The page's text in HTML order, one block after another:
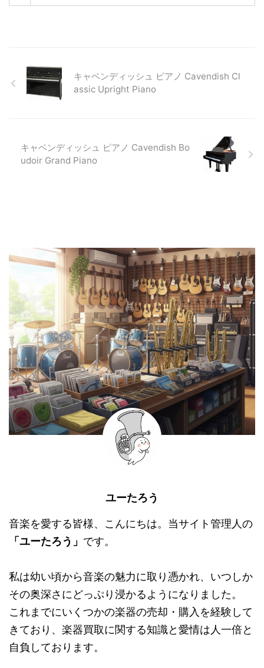
キャベンディッシュ ピアノ Cavendish Cl
assic Upright Piano
キャベンディッシュ ピアノ Cavendish Bo
udoir Grand Piano
ユーたろう
音楽を愛する皆様、こんにちは。当サイト管理人の
「ユーたろう」 です。
私は幼い頃から音楽の魅力に取り憑かれ、いつしか
その奥深さにどっぷり浸かるようになりました。
これまでにいくつかの楽器の売却・購入を経験して
きており、楽器買取に関する知識と愛情は人一倍と
自負しております。